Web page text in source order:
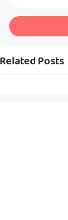
Related Posts